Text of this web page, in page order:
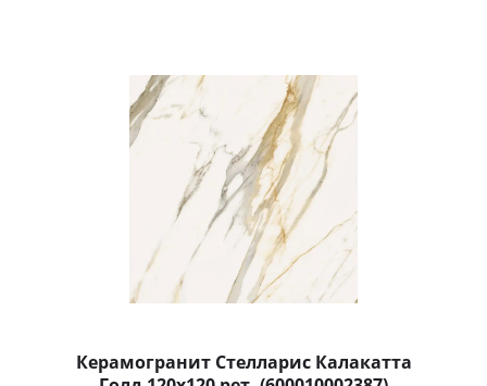
Керамогранит Стелларис Калакатта